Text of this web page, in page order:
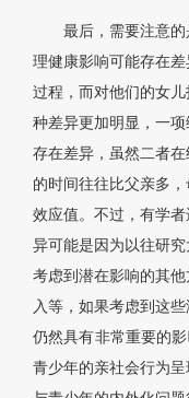
最后，需要注意
理健康影响可能存在
过程，而对他们的女
种差异更加明显，一
存在差异，虽然二者
的时间往往比父亲多
效应值。不过，有学
异可能是因为以往研
考虑到潜在影响的其
入等，如果考虑到这
仍然具有非常重要的
青少年的亲社会行为